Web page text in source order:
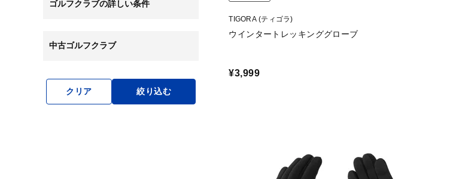
ゴルフクラブの詳しい条件
中古ゴルフクラブ
クリア 絞り込む
TIGORA (ティゴラ)
ウインタートレッキンググローブ
¥3,999